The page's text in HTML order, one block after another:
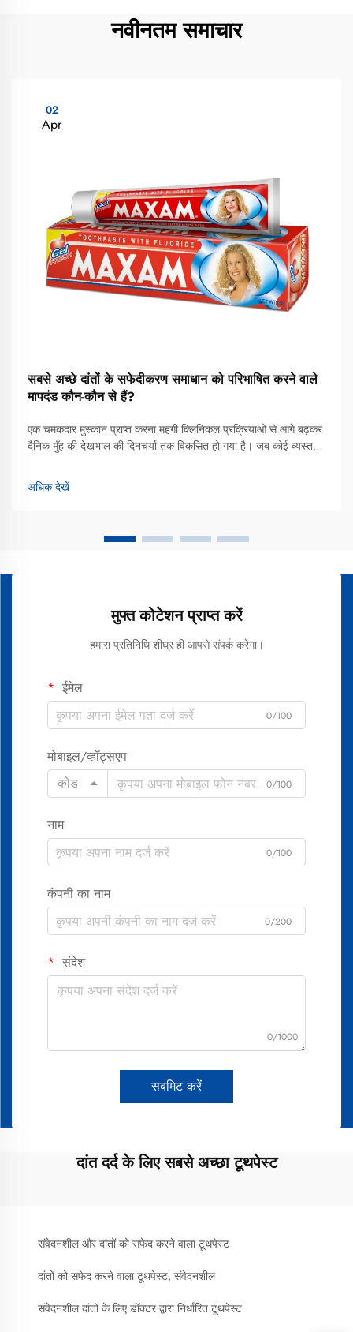
नवीनतम समाचार
02
Apr
सबसे अच्छे दांतों के सफेदीकरण समाधान को परिभाषित करने वाले
मापदंड कौन-कौन से हैं?
एक चमकदार मुस्कान प्राप्त करना महंगी क्लिनिकल प्रक्रियाओं से आगे बढ़कर
दैनिक मुँह की देखभाल की दिनचर्या तक विकसित हो गया है। जब कोई व्यस्त
करता है, तो अधिकांश उपभोक्ता अब उन्नत सफेदीकरण टूथपेस्ट की ओर मुड़
रहे हैं...
अधिक देखें
मुफ्त कोटेशन प्राप्त करें
हमारा प्रतिनिधि शीघ्र ही आपसे संपर्क करेगा।
ईमेल
0/100
मोबाइल/व्हॉट्सएप
कोड
0/100
नाम
0/100
कंपनी का नाम
0/200
संदेश
0/1000
सबमिट करें
दांत दर्द के लिए सबसे अच्छा टूथपेस्ट
संवेदनशील और दांतों को सफेद करने वाला टूथपेस्ट
दांतों को सफेद करने वाला टूथपेस्ट, संवेदनशील
संवेदनशील दांतों के लिए डॉक्टर द्वारा निर्धारित टूथपेस्ट